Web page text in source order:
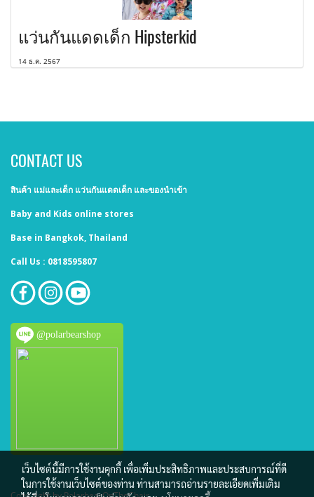
แว่นกันแดดเด็ก Hipsterkid
14 ธ.ค. 2567
CONTACT US
สินค้า แม่และเด็ก แว่นกันแดดเด็ก และของนำเข้า
Baby and Kids online stores
Base in Bangkok, Thailand
Call Us : 0818595807
@polarbearshop
เว็บไซต์นี้มีการใช้งานคุกกี้ เพื่อเพิ่มประสิทธิภาพและประสบการณ์ที่ดี
ในการใช้งานเว็บไซต์ของท่าน ท่านสามารถอ่านรายละเอียดเพิ่มเติม